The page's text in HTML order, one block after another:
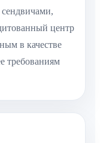
сендвичами,
центр
в качестве
требованиям